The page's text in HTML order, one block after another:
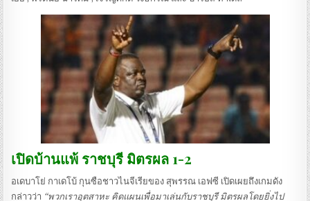
เปิดบ้านแพ้ ราชบุรี มิตรผล 1-2
อเดบาโย่ กาเดโบ้ กุนซือชาวไนจีเรียของ สุพรรณ เอฟซี เปิดเผยถึงเกมดัง
กล่าวว่า “พวกเราอุตสาหะ คิดแผนเพื่อมาเล่นกับราชบุรี มิตรผลโดยยิ่งไป